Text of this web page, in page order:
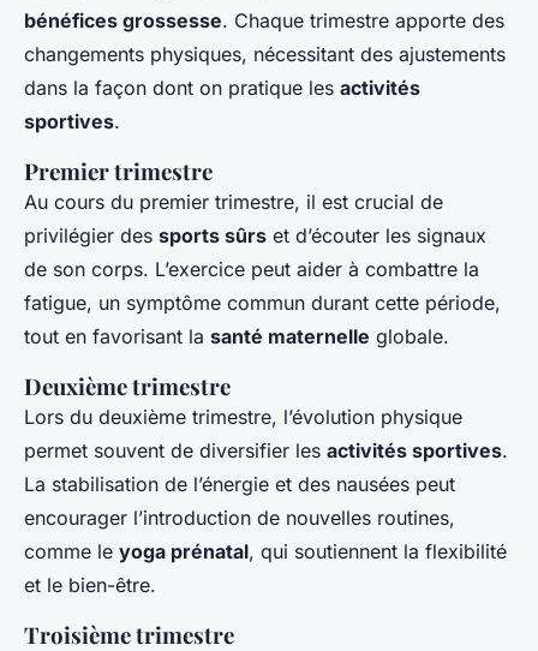
bénéfices grossesse. Chaque trimestre apporte des
changements physiques, nécessitant des ajustements
dans la façon dont on pratique les activités
sportives.
Premier trimestre
Au cours du premier trimestre, il est crucial de
privilégier des sports sûrs et d’écouter les signaux
de son corps. L’exercice peut aider à combattre la
fatigue, un symptôme commun durant cette période,
tout en favorisant la santé maternelle globale.
Deuxième trimestre
Lors du deuxième trimestre, l’évolution physique
permet souvent de diversifier les activités sportives.
La stabilisation de l’énergie et des nausées peut
encourager l’introduction de nouvelles routines,
comme le yoga prénatal, qui soutiennent la flexibilité
et le bien-être.
Troisième trimestre